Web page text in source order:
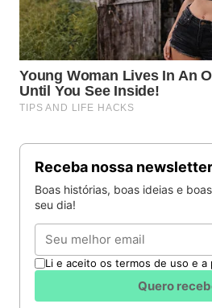
Receba nossa newsletter
Boas histórias, boas ideias e
seu dia!
Email
Li e aceito os termos de uso e a
Quero